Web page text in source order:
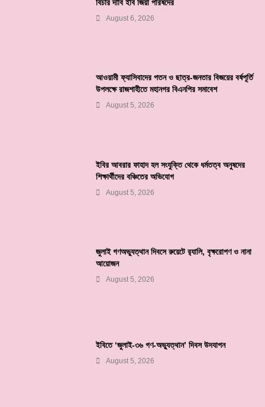
বিচার দাবি ইবি জিয়া পরিষদের
August 6, 2026
আওয়ামী ফ্যাসিবাদের পতন ও ছাত্র-জনতার বিজয়ের বর্ষপূর্তি
উপলক্ষে রাজশাহীতে মহানগর বিএনপির সমাবেশ
August 5, 2026
ইবির আবরার ফাহাদ হল সংযুক্তি থেকে ধর্মতত্ব অনুষদের
শিক্ষার্থীদের বঞ্চিতের অভিযোগ
August 5, 2026
জুলাই গণঅভ্যুত্থান দিবসে রুয়েটে র‌্যালি, বৃক্ষরোপণ ও নানা
আয়োজন
August 5, 2026
ইবিতে ‘জুলাই-৩৬ গণ-অভ্যুত্থান’ দিবস উদযাপন
August 5, 2026